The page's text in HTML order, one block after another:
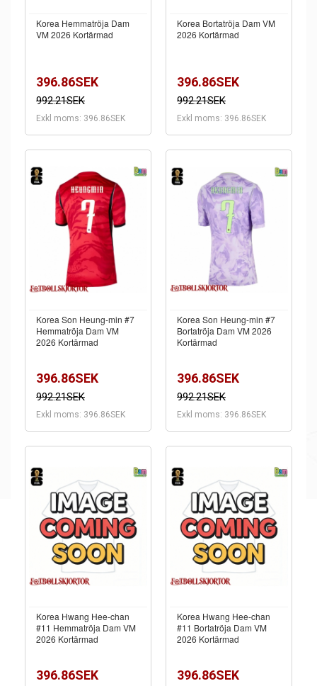
Korea Hemmatröja Dam
VM 2026 Kortärmad
396.86SEK
992.21SEK
Exkl moms: 396.86SEK
Korea Bortatröja Dam VM
2026 Kortärmad
396.86SEK
992.21SEK
Exkl moms: 396.86SEK
Korea Son Heung-min #7
Hemmatröja Dam VM
2026 Kortärmad
396.86SEK
992.21SEK
Exkl moms: 396.86SEK
Korea Son Heung-min #7
Bortatröja Dam VM 2026
Kortärmad
396.86SEK
992.21SEK
Exkl moms: 396.86SEK
Korea Hwang Hee-chan
#11 Hemmatröja Dam VM
2026 Kortärmad
396.86SEK
Korea Hwang Hee-chan
#11 Bortatröja Dam VM
2026 Kortärmad
396.86SEK